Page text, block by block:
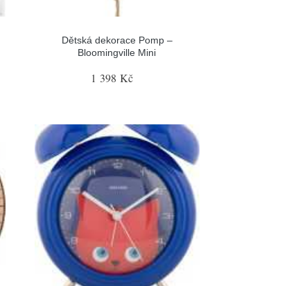
Dětská dekorace Pomp –
Bloomingville Mini
1 398 Kč